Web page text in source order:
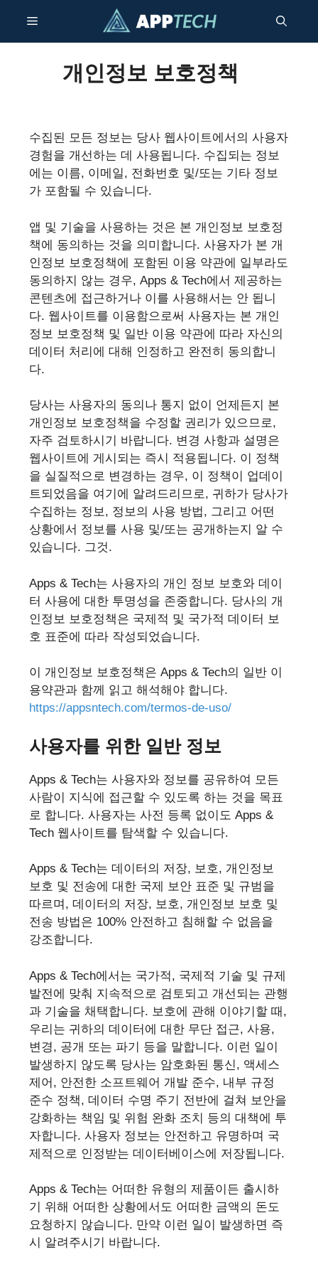
츠
메
개인정보 보호정책
수집된 모든 정보는 당사 웹사이트에서의 사용자
경험을 개선하는 데 사용됩니다. 수집되는 정보
에는 이름, 이메일, 전화번호 및/또는 기타 정보
가 포함될 수 있습니다.
앱 및 기술을 사용하는 것은 본 개인정보 보호정
책에 동의하는 것을 의미합니다. 사용자가 본 개
인정보 보호정책에 포함된 이용 약관에 일부라도
동의하지 않는 경우, Apps & Tech에서 제공하는
콘텐츠에 접근하거나 이를 사용해서는 안 됩니
다. 웹사이트를 이용함으로써 사용자는 본 개인
정보 보호정책 및 일반 이용 약관에 따라 자신의
데이터 처리에 대해 인정하고 완전히 동의합니
다.
당사는 사용자의 동의나 통지 없이 언제든지 본
개인정보 보호정책을 수정할 권리가 있으므로,
자주 검토하시기 바랍니다. 변경 사항과 설명은
웹사이트에 게시되는 즉시 적용됩니다. 이 정책
을 실질적으로 변경하는 경우, 이 정책이 업데이
트되었음을 여기에 알려드리므로, 귀하가 당사가
수집하는 정보, 정보의 사용 방법, 그리고 어떤
상황에서 정보를 사용 및/또는 공개하는지 알 수
있습니다. 그것.
Apps & Tech는 사용자의 개인 정보 보호와 데이
터 사용에 대한 투명성을 존중합니다. 당사의 개
인정보 보호정책은 국제적 및 국가적 데이터 보
호 표준에 따라 작성되었습니다.
이 개인정보 보호정책은 Apps & Tech의 일반 이
용약관과 함께 읽고 해석해야 합니다.
https://appsntech.com/termos-de-uso/
사용자를 위한 일반 정보
Apps & Tech는 사용자와 정보를 공유하여 모든
사람이 지식에 접근할 수 있도록 하는 것을 목표
로 합니다. 사용자는 사전 등록 없이도 Apps &
Tech 웹사이트를 탐색할 수 있습니다.
Apps & Tech는 데이터의 저장, 보호, 개인정보
보호 및 전송에 대한 국제 보안 표준 및 규범을
따르며, 데이터의 저장, 보호, 개인정보 보호 및
전송 방법은 100% 안전하고 침해할 수 없음을
강조합니다.
Apps & Tech에서는 국가적, 국제적 기술 및 규제
발전에 맞춰 지속적으로 검토되고 개선되는 관행
과 기술을 채택합니다. 보호에 관해 이야기할 때,
우리는 귀하의 데이터에 대한 무단 접근, 사용,
변경, 공개 또는 파기 등을 말합니다. 이런 일이
발생하지 않도록 당사는 암호화된 통신, 액세스
제어, 안전한 소프트웨어 개발 준수, 내부 규정
준수 정책, 데이터 수명 주기 전반에 걸쳐 보안을
강화하는 책임 및 위험 완화 조치 등의 대책에 투
자합니다. 사용자 정보는 안전하고 유명하며 국
제적으로 인정받는 데이터베이스에 저장됩니다.
Apps & Tech는 어떠한 유형의 제품이든 출시하
기 위해 어떠한 상황에서도 어떠한 금액의 돈도
요청하지 않습니다. 만약 이런 일이 발생하면 즉
시 알려주시기 바랍니다.